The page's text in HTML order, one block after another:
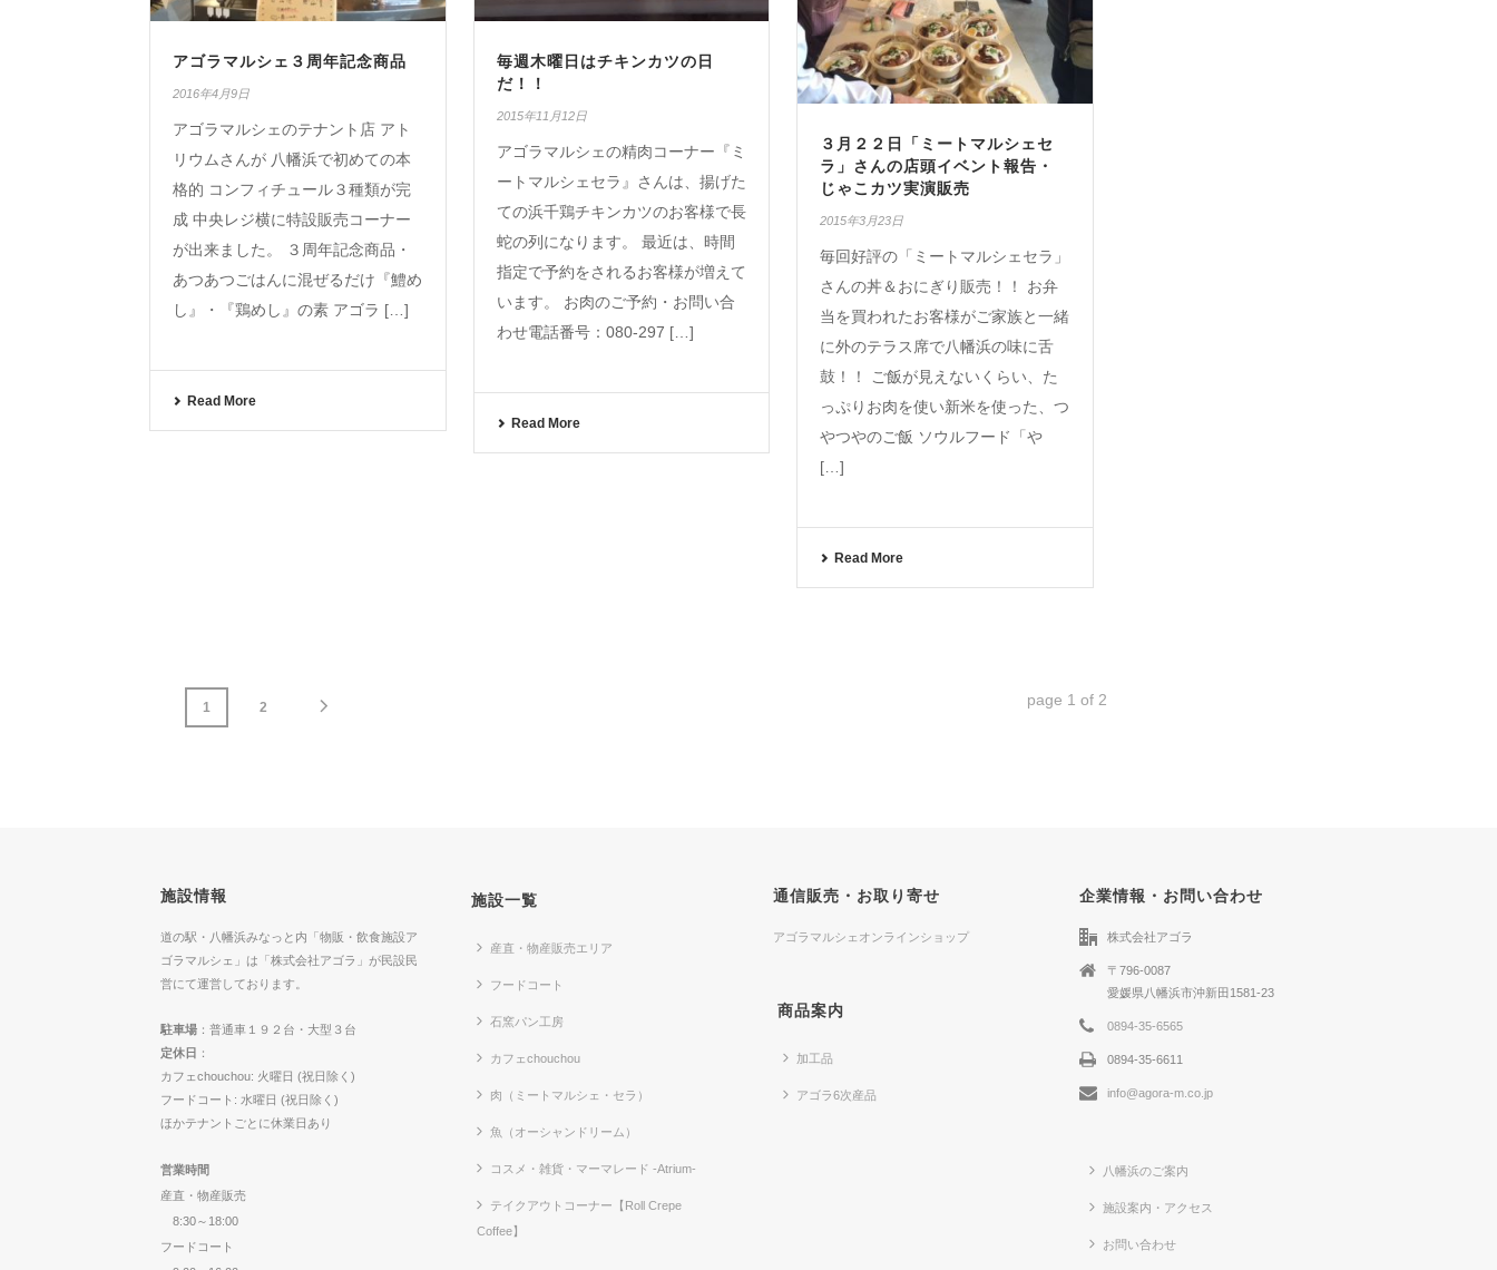
アゴラマルシェ３周年記念商品
2016年4月9日
アゴラマルシェのテナント店 アト
リウムさんが 八幡浜で初めての本
格的 コンフィチュール３種類が完
成 中央レジ横に特設販売コーナー
が出来ました。 ３周年記念商品・
あつあつごはんに混ぜるだけ『鱧め
し』・『鶏めし』の素 アゴラ […]
Read More
毎週木曜日はチキンカツの日
だ！！
2015年11月12日
アゴラマルシェの精肉コーナー『ミ
ートマルシェセラ』さんは、揚げた
ての浜千鶏チキンカツのお客様で長
蛇の列になります。 最近は、時間
指定で予約をされるお客様が増えて
います。 お肉のご予約・お問い合
わせ電話番号：080-297 […]
Read More
３月２２日「ミートマルシェセ
ラ」さんの店頭イベント報告・
じゃこカツ実演販売
2015年3月23日
毎回好評の「ミートマルシェセラ」
さんの丼＆おにぎり販売！！ お弁
当を買われたお客様がご家族と一緒
に外のテラス席で八幡浜の味に舌
鼓！！ ご飯が見えないくらい、た
っぷりお肉を使い新米を使った、つ
やつやのご飯 ソウルフード「や
[…]
Read More
1 2 page 1 of 2
施設情報
道の駅・八幡浜みなっと内「物販・飲食施設ア
ゴラマルシェ」は「株式会社アゴラ」が民設民
営にて運営しております。
駐車場 ：普通車１９２台・大型３台
定休日 ：
カフェchouchou: 火曜日 (祝日除く)
フードコート: 水曜日 (祝日除く)
ほかテナントごとに休業日あり
営業時間
産直・物産販売
8:30～18:00
フードコート
施設一覧
産直・物産販売エリア
フードコート
石窯パン工房
カフェchouchou
肉（ミートマルシェ・セラ）
魚（オーシャンドリーム）
コスメ・雑貨・マーマレード -Atrium-
テイクアウトコーナー【Roll Crepe
Coffee】
通信販売・お取り寄せ
アゴラマルシェオンラインショップ
商品案内
加工品
アゴラ6次産品
企業情報・お問い合わせ
株式会社アゴラ
〒796-0087
愛媛県八幡浜市沖新田1581-23
0894-35-6565
0894-35-6611
info@agora-m.co.jp
八幡浜のご案内
施設案内・アクセス
お問い合わせ